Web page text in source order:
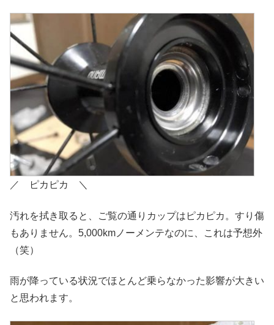
／ ピカピカ ＼
汚れを拭き取ると、ご覧の通りカップはピカピカ。すり傷
もありません。5,000kmノーメンテなのに、これは予想外
（笑）
雨が降っている状況でほとんど乗らなかった影響が大きい
と思われます。